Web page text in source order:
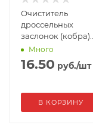
Очиститель
дроссельных
заслонок (кобра)
(аэрозоль) 520 мл
Master Pro AVK-989
Много
16.50 руб./шт
В КОРЗИНУ